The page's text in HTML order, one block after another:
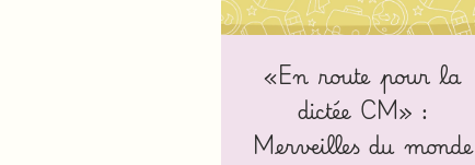
«En route pour la
dictée CM» :
Merveilles du monde